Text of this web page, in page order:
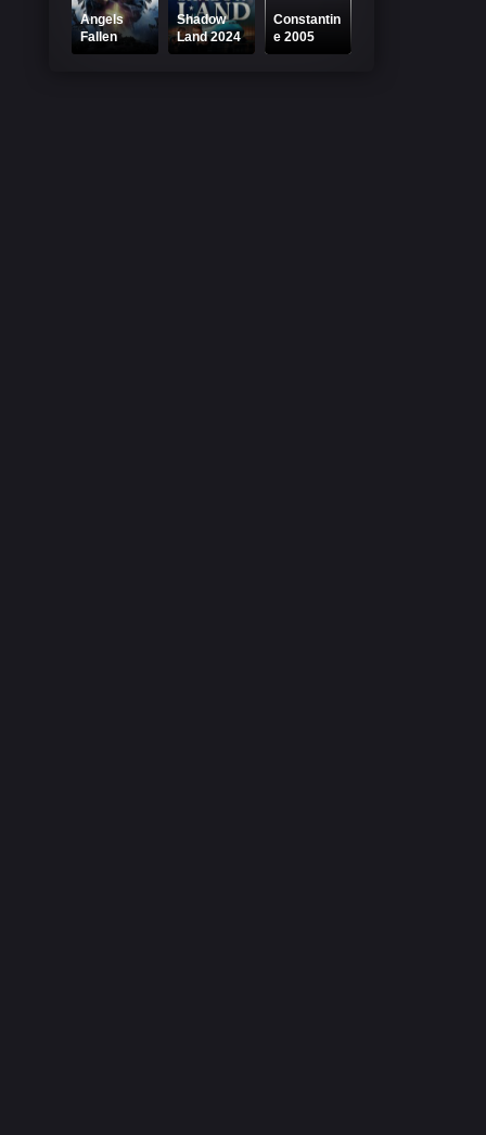
Angels
Fallen
2020
Shadow
Land 2024
Online
Constantin
e 2005
Online